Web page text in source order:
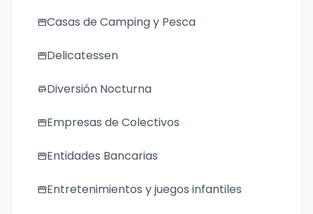
storefrontCasas de Camping y Pesca
storefrontDelicatessen
storeDiversión Nocturna
storefrontEmpresas de Colectivos
storefrontEntidades Bancarias
storefrontEntretenimientos y juegos infantiles